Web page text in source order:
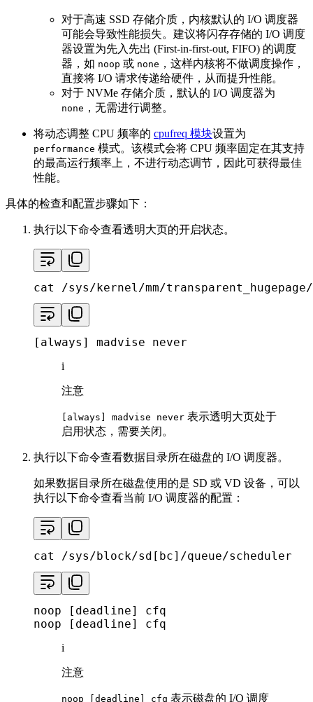
对于高速 SSD 存储介质，内核默认的 I/O 调度器
可能会导致性能损失。建议将闪存存储的 I/O 调度
器设置为先入先出 (First-in-first-out, FIFO) 的调度
器，如 noop 或 none ，这样内核将不做调度操作，
直接将 I/O 请求传递给硬件，从而提升性能。
对于 NVMe 存储介质，默认的 I/O 调度器为
none ，无需进行调整。
将动态调整 CPU 频率的 cpufreq 模块设置为
performance 模式。该模式会将 CPU 频率固定在其支持
的最高运行频率上，不进行动态调节，因此可获得最佳
性能。
具体的检查和配置步骤如下：
执行以下命令查看透明大页的开启状态。
cat /sys/kernel/mm/
[always] madvise never
i
注意
[always] madvise never 表示透明大页处于
启用状态，需要关闭。
执行以下命令查看数据目录所在磁盘的 I/O 调度器。
如果数据目录所在磁盘使用的是 SD 或 VD 设备，可以
执行以下命令查看当前 I/O 调度器的配置：
cat /sys/block/sd[bc]/queue/scheduler
noop [deadline] cfq
noop [deadline] cfq
i
注意
noop [deadline] cfq 表示磁盘的 I/O 调度